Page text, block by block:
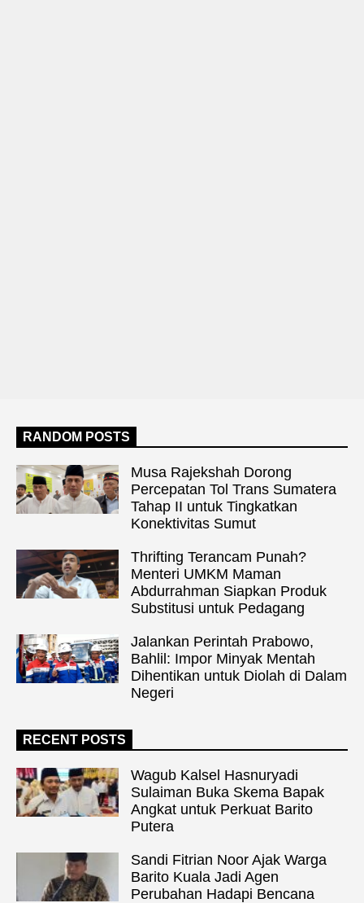
RANDOM POSTS
Musa Rajekshah Dorong
Percepatan Tol Trans Sumatera
Tahap II untuk Tingkatkan
Konektivitas Sumut
Thrifting Terancam Punah?
Menteri UMKM Maman
Abdurrahman Siapkan Produk
Substitusi untuk Pedagang
Jalankan Perintah Prabowo,
Bahlil: Impor Minyak Mentah
Dihentikan untuk Diolah di Dalam
Negeri
RECENT POSTS
Wagub Kalsel Hasnuryadi
Sulaiman Buka Skema Bapak
Angkat untuk Perkuat Barito
Putera
Sandi Fitrian Noor Ajak Warga
Barito Kuala Jadi Agen
Perubahan Hadapi Bencana